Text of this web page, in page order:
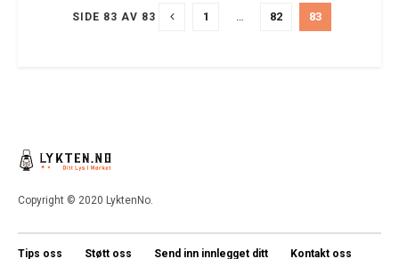
SIDE 83 AV 83 1 … 82 83
Copyright © 2020 LyktenNo.
Tips oss Støtt oss Send inn innlegget ditt Kontakt oss